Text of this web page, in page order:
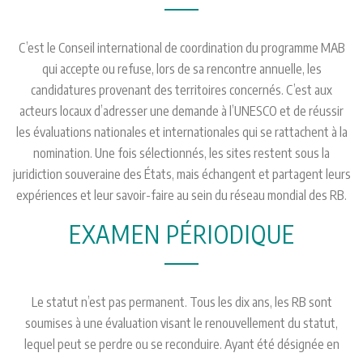
C’est le Conseil international de coordination du programme MAB
qui accepte ou refuse, lors de sa rencontre annuelle, les
candidatures provenant des territoires concernés. C’est aux
acteurs locaux d’adresser une demande à l’UNESCO et de réussir
les évaluations nationales et internationales qui se rattachent à la
nomination. Une fois sélectionnés, les sites restent sous la
juridiction souveraine des États, mais échangent et partagent leurs
expériences et leur savoir-faire au sein du réseau mondial des RB.
EXAMEN PÉRIODIQUE
Le statut n’est pas permanent. Tous les dix ans, les RB sont
soumises à une évaluation visant le renouvellement du statut,
lequel peut se perdre ou se reconduire. Ayant été désignée en